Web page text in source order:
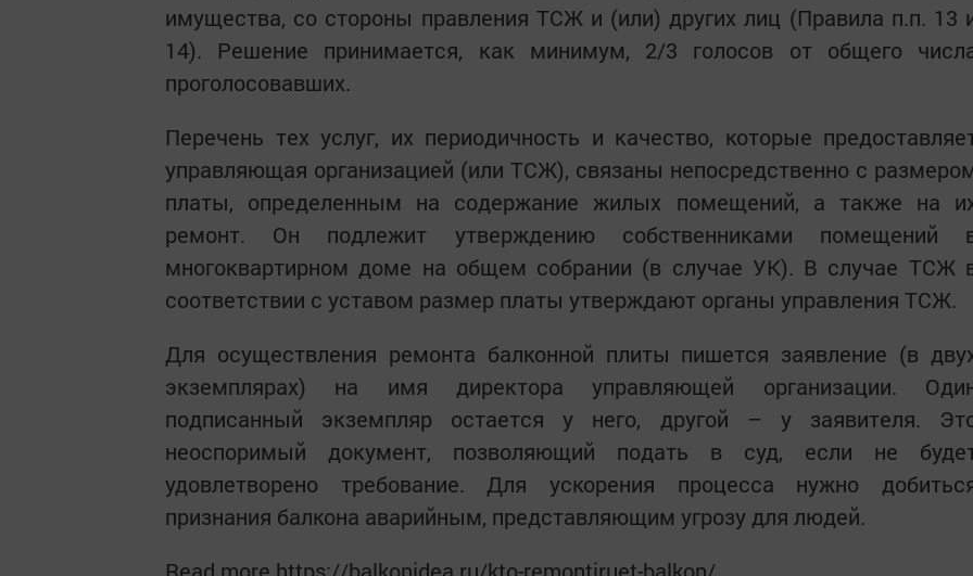
имущества, со стороны правления ТСЖ и (или) других лиц (Правила п.п. 13
14). Решение принимается, как минимум, 2/3 голосов от общего
проголосовавших.
Перечень тех услуг, их периодичность и качество, которые
управляющая организацией (или ТСЖ), связаны непосредственно с
платы, определенным на содержание жилых помещений, а также на
ремонт. Он подлежит утверждению собственниками помещений
многоквартирном доме на общем собрании (в случае УК). В случае ТСЖ
соответствии с уставом размер платы утверждают органы управления ТСЖ.
Для осуществления ремонта балконной плиты пишется заявление (в
экземплярах) на имя директора управляющей организации.
подписанный экземпляр остается у него, другой – у заявителя.
неоспоримый документ, позволяющий подать в суд, если не
удовлетворено требование. Для ускорения процесса нужно
признания балкона аварийным, представляющим угрозу для людей.